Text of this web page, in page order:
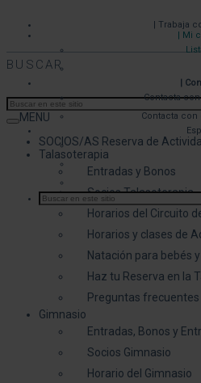
| Trabaja
| Mi
|
Contacta
Contacta con
BUSCAR
MENU
SOCIOS/AS Reserva de
Talasoterapia
Entradas y Bonos
Socios Talasoterapia
Horarios del Circuito
Horarios y clases de
Natación para bebés
Haz tu Reserva en la
Preguntas frecuentes
Gimnasio
Entradas, Bonos y
Socios Gimnasio
Horario del Gimnasio